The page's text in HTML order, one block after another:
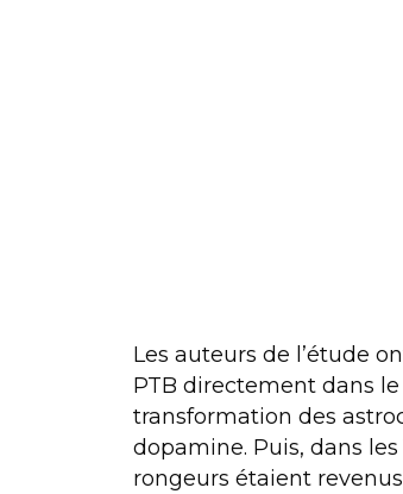
Les auteurs de l’étude
PTB directement dans
transformation des
dopamine. Puis, dans
rongeurs étaient